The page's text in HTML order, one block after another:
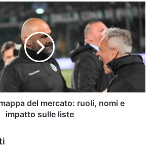
del mercato: ruoli, nomi e
impatto sulle liste